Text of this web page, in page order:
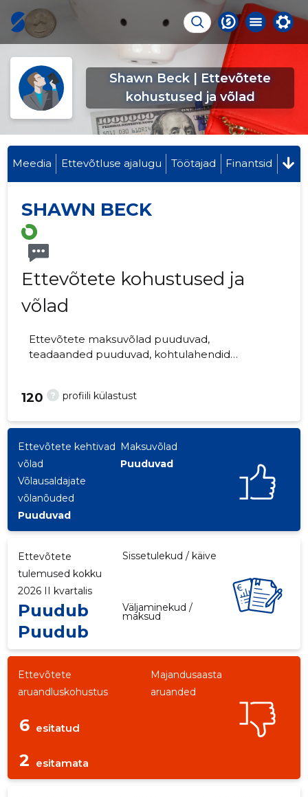
Shawn Beck | Ettevõtete
kohustused ja võlad
Meedia Ettevõtluse ajalugu Töötajad Finantsid
SHAWN BECK
Ettevõtete kohustused ja
võlad
Ettevõtete maksuvõlad puuduvad,
teadaanded puuduvad, kohtulahendid
Ettevõtteid jälgib 0 inimest.
? profiili külastust
120
Ettevõtete kehtivad
võlad
Maksuvõlad
Puuduvad
Võlausaldajate
võlanõuded
Puuduvad
Ettevõtete
tulemused kokku
2026 II kvartalis
Sissetulekud / käive
Puudub Väljaminekud /
maksud
Puudub
Ettevõtete
aruandluskohustus
Majandusaasta
aruanded
6 esitatud
2 esitamata